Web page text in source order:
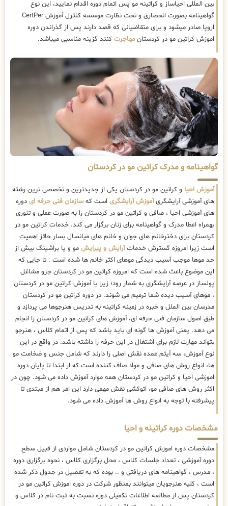
بین المللی احیاساز و کراتینه مو پس اتمام دوره اقدام نمایید، این نوع
گواهینامه بصورت انحصاری و تحت نظارت موسسه کنترل آموزش CertPer
اروپا صادر میشود و برای متقاضیانی که قصد دارند پس از گذراندن دوره
اموزش کراتین مو در کردستان مهاجرت کنند گزینه مناسبی میباشد.
گواهینامه و مدرک کراتین مو در کردستان
آموزش احیا و کراتین مو در کردستان یکی از جدیدترین و تخصصی ترین رشته
های آموزشی آرایشگریآموزش آرایشگری است کهسازمان فنی حرفه ای دوره
های آموزشی احیا ، صافی و کراتین مو در کردستان را به صورت عملی و تئوری
بهمراه اعطا مدرک و گواهینامه برای زنان برگزار می کند. خدمات کراتین مو در
کردستان برای دخترخانم های جوان و خانم های میانسال بسار حائز اهمیت
است زیرا امروزه گسترش خدماتآرایش و پیرایش مو و یا براشینگ بیش از
حد موها موجب آسیب دیدگی موهای اکثر خانم ها شده است . تا جایی که
این موضوع باعث شده است که امروزه کراتین مو در کردستان جزو مشاغل
پولساز در عرصه آرایشگری به شمار رود؛ زیرا با آموزش کراتین مو در کردستان
، موهای آسیب دیده شما ترمیم می شوند. در دوره کراتین مو در کردستان
مدرسان بین الملل و خبره در زمینه کراتینه به تدریس هنرجوها می پردازد و
طبق اصول سازمان فنی حرفه ای، آموزش های کراتین مو در کردستان را انجام
می دهد. یعنی آموزش ها گونه ای باید باشد که پس از اتمام کلاس ، هنرجو
بتواند مهارت لازم برای اشتغال در این حرفه را داشته باشد. در واقع در این
نوع آموزش، سه آیتم عمده نقش اصلی را دارند که شامل جنس و ضخامت مو
ها، انواع روش های صافی و مواد صاف کننده است که از ابتدا تا پایان دوره
اموزشی احیا و کراتین مو در کردستان همه موارد آموزش داده می شود. چون در
اکثر روش های صافی مو، اتوکشی نقش مهمی دارد این امر هم از مبتدی تا
پیشرفته با توجه به انواع روش ها آموزش داده می شود.
مشخصات دوره کراتینه و احیا
مشخصات دوره اموزش کراتین مو در کردستان شامل مواردی از قبیل سطح
دوره آموزشی ، تعداد جلسات کلاس ، محل برگزاری کلاس ، نحوه برگزاری دوره
، مدرس ، گواهینامه های دریافتی و .. بوده که به تفصیل در جدول ذکر شده
است ، کلیه هنرجویان میتوانند بمنظور شرکت در دوره اموزش کراتین مو در
کردستان پس از مطالعه اطلاعات تکمیلی دوره نسبت به ثبت نام در کلاس و